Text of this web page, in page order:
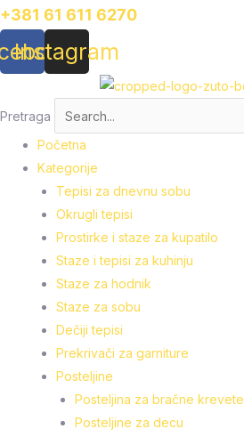
Pređi
na
sadržaj
+381 61 611 6270
Instagram
Pretraga
Početna
Kategorije
Tepisi za dnevnu sobu
Okrugli tepisi
Prostirke i staze za kupatilo
Staze i tepisi za kuhinju
Staze za hodnik
Staze za sobu
Dečiji tepisi
Prekrivači za garniture
Posteljine
Posteljina za bračne krevete
Posteljine za decu